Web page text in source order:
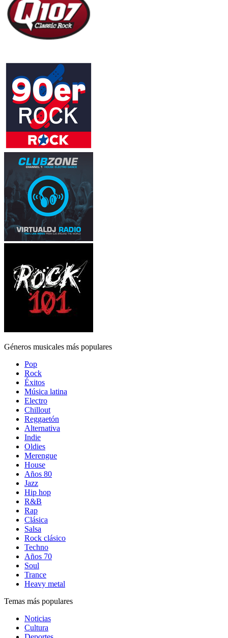
Géneros musicales más populares
Pop
Rock
Éxitos
Música latina
Electro
Chillout
Reggaetón
Alternativa
Indie
Oldies
Merengue
House
Años 80
Jazz
Hip hop
R&B
Rap
Clásica
Salsa
Rock clásico
Techno
Años 70
Soul
Trance
Heavy metal
Temas más populares
Noticias
Cultura